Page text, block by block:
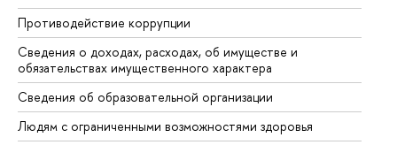
Противодействие коррупции
Сведения о доходах, расходах, об имуществе и
обязательствах имущественного характера
Сведения об образовательной организации
Людям с ограниченными возможностями здоровья